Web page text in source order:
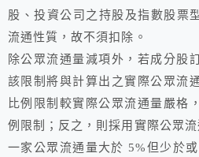
股、投資公司之持股及指數股票
流通性質，故不須扣除。
除公眾流通量減項外，若成分股
該限制將與計算出之實際公眾流
比例限制較實際公眾流通量嚴格
例限制；反之，則採用實際公眾流
一家公眾流通量大於 5%但少於